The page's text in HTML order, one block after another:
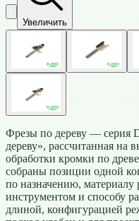
Увеличить
Фрезы по дереву — серия
дереву», рассчитанная на
обработки кромки по
собраны позиции одной
по назначению, материалу
инструментом и способу
длиной, конфигурацией